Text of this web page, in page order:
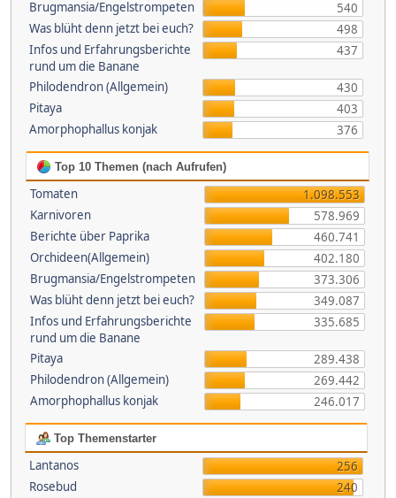
Brugmansia/Engelstrompeten
540
Was blüht denn jetzt bei euch?
498
Infos und Erfahrungsberichte
rund um die Banane
437
Philodendron (Allgemein)
430
Pitaya
403
Amorphophallus konjak
376
Top 10 Themen (nach Aufrufen)
Tomaten
1.098.553
Karnivoren
578.969
Berichte über Paprika
460.741
Orchideen(Allgemein)
402.180
Brugmansia/Engelstrompeten
373.306
Was blüht denn jetzt bei euch?
349.087
Infos und Erfahrungsberichte
rund um die Banane
335.685
Pitaya
289.438
Philodendron (Allgemein)
269.442
Amorphophallus konjak
246.017
Top Themenstarter
Lantanos
256
Rosebud
240